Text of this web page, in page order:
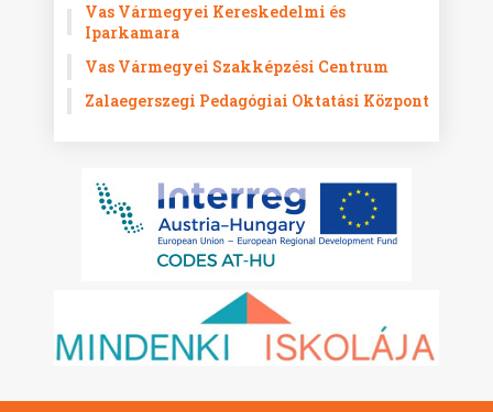
Vas Vármegyei Kereskedelmi és
Iparkamara
Vas Vármegyei Szakképzési Centrum
Zalaegerszegi Pedagógiai Oktatási Központ